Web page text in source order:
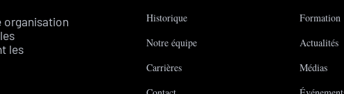
organisation
les
Historique
Notre équipe
Carrières
Formation
Actualités
Médias